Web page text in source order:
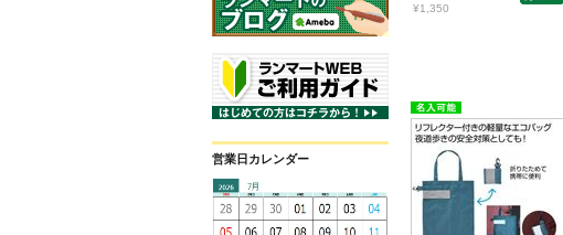
営業日カレンダー
¥1,350